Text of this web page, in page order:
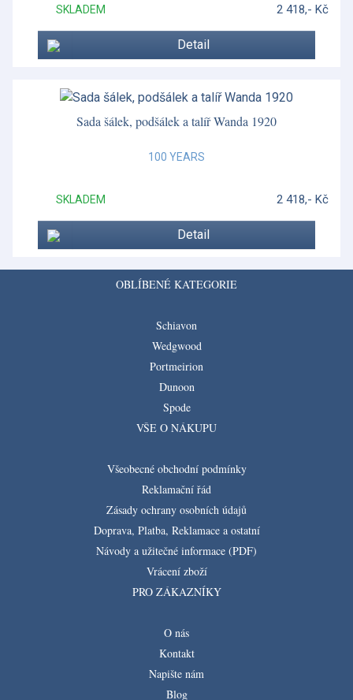
SKLADEM 2 418,- Kč
Detail
Sada šálek, podšálek a talíř Wanda 1920
100 YEARS
SKLADEM 2 418,- Kč
Detail
OBLÍBENÉ KATEGORIE
Schiavon
Wedgwood
Portmeirion
Dunoon
Spode
VŠE O NÁKUPU
Všeobecné obchodní podmínky
Reklamační řád
Zásady ochrany osobních údajů
Doprava, Platba, Reklamace a ostatní
Návody a užitečné informace (PDF)
Vrácení zboží
PRO ZÁKAZNÍKY
O nás
Kontakt
Napište nám
Blog